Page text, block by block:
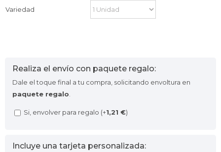
Variedad
Realiza el envío con paquete regalo:
Dale el toque final a tu compra, solicitando envoltura en
paquete regalo
Si, envolver para regalo (+1,21 €)
Incluye una tarjeta personalizada: